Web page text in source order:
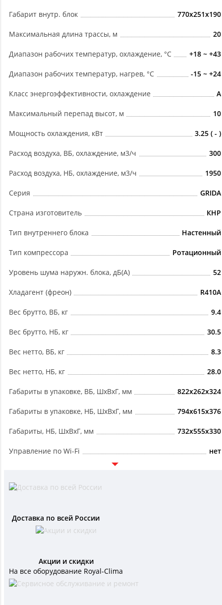
Габарит внутр. блок 770x251x190
Максимальная длина трассы, м 20
Диапазон рабочих температур, охлаждение, °C +18 ~ +43
Диапазон рабочих температур, нагрев, °C -15 ~ +24
Класс энергоэффективности, охлаждение A
Максимальный перепад высот, м 10
Мощность охлаждения, кВт 3.25 ( - )
Расход воздуха, ВБ, охлаждение, м3/ч 300
Расход воздуха, НБ, охлаждение, м3/ч 1950
Серия GRIDA
Страна изготовитель КНР
Тип внутреннего блока Настенный
Тип компрессора Ротационный
Уровень шума наружн. блока, дБ(А) 52
Хладагент (фреон) R410A
Вес брутто, ВБ, кг 9.4
Вес брутто, НБ, кг 30.5
Вес нетто, ВБ, кг 8.3
Вес нетто, НБ, кг 28.0
Габариты в упаковке, ВБ, ШxВxГ, мм 822x262x324
Габариты в упаковке, НБ, ШxВxГ, мм 794x615x376
Габариты, НБ, ШxВxГ, мм 732x555x330
Управление по Wi-Fi нет
Доставка по всей России
Акции и скидки
На все оборудование Royal-Clima